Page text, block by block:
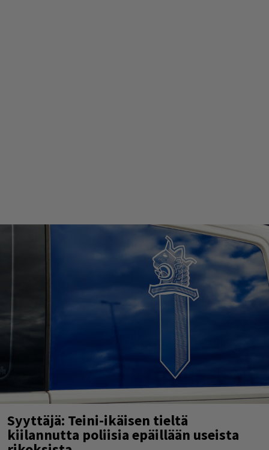
Syyttäjä: Teini-ikäisen tieltä
kiilannutta poliisia epäillään useista